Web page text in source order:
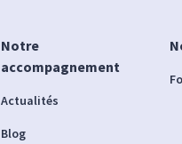
Notre
accompagnement
Actualités
Blog